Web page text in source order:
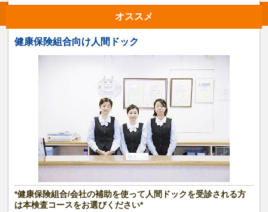
オススメ
健康保険組合向け人間ドック
*健康保険組合/会社の補助を使って人間ドックを受診される方
は本検査コースをお選びください*